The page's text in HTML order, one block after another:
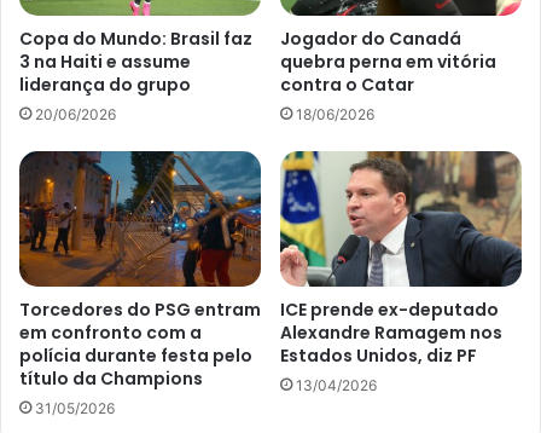
Copa do Mundo: Brasil faz
3 na Haiti e assume
liderança do grupo
20/06/2026
Jogador do Canadá
quebra perna em vitória
contra o Catar
18/06/2026
Torcedores do PSG entram
em confronto com a
polícia durante festa pelo
título da Champions
31/05/2026
ICE prende ex-deputado
Alexandre Ramagem nos
Estados Unidos, diz PF
13/04/2026